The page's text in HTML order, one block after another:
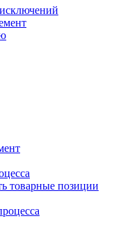
товарные позиции